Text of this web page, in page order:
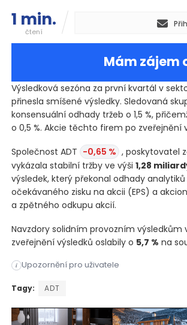
1 min.
čtení
Mám zájem
Výsledková sezóna za první kvartál v
přinesla smíšené výsledky. Sledovaná
konsensuální odhady tržeb o 1,5 %,
o 0,5 %. Akcie těchto firem po zveřejnění
Společnost ADT -0,65 % , poskytovatel
vykázala stabilní tržby ve výši 1,28
výsledek, který překonal odhady
očekávaného zisku na akcii (EPS) a
a zpětného odkupu akcií.
Navzdory solidním provozním výsledkům
zveřejnění výsledků oslabily o 5,7 % na
Výsledková sezóna za první kvartál v
i Upozornění pro uživatele
Výsledková sezóna za první kvartál v
Tagy: ADT